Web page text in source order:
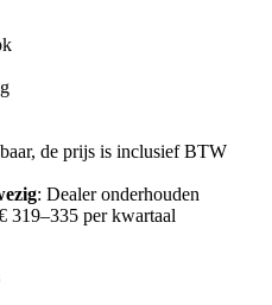
de prijs is inclusief BTW
: Dealer onderhouden
319–335 per kwartaal